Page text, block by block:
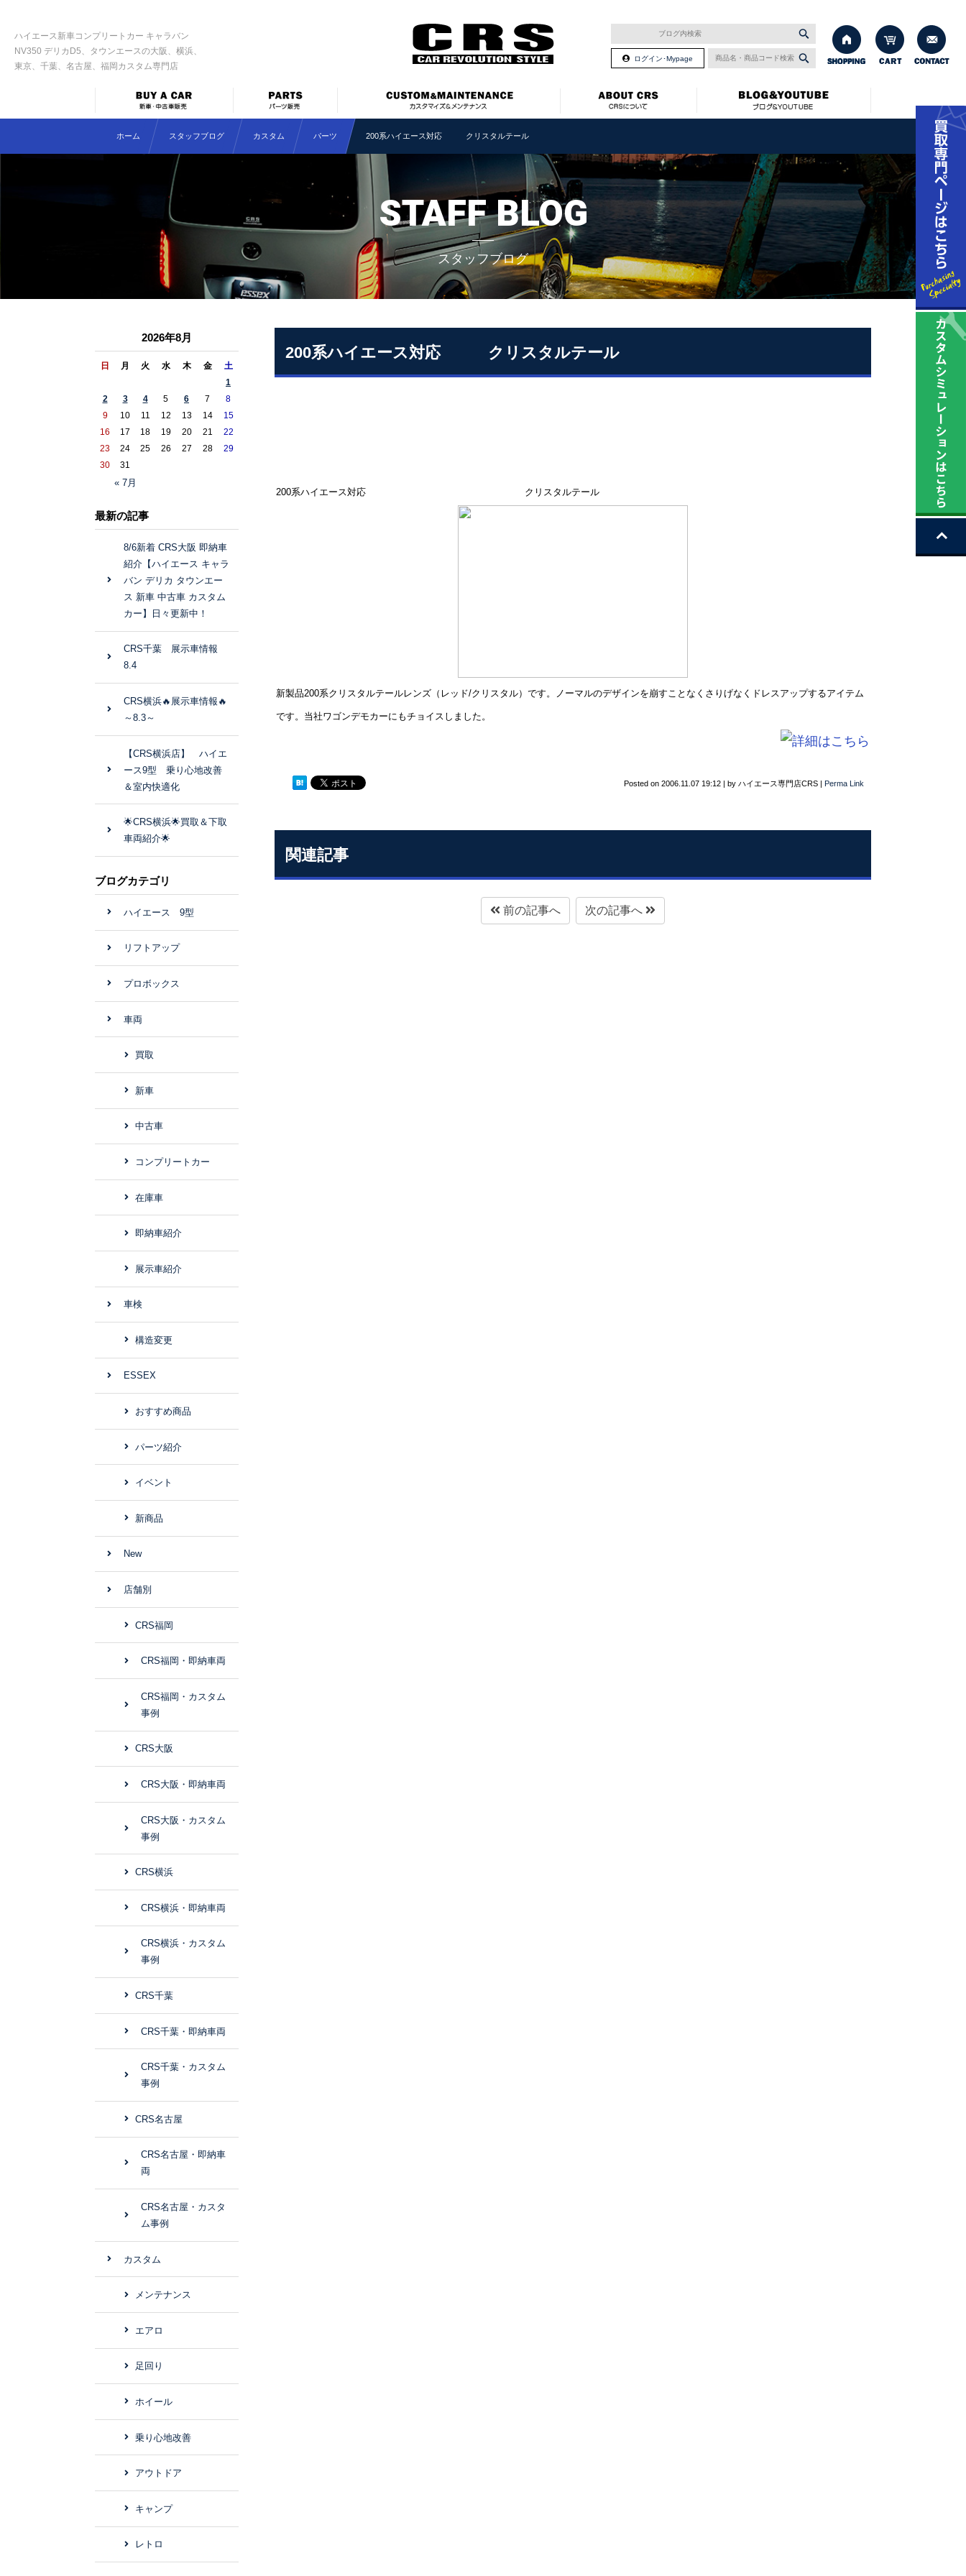
ハイエース新車コンプリートカー キャラバン
NV350 デリカD5、タウンエースの大阪、横浜、
東京、千葉、名古屋、福岡カスタム専門店
ログイン･Mypage
ホーム スタッフブログ カスタム パーツ 200系ハイエース対応 クリスタルテール
STAFF BLOG
スタッフブログ
200系ハイエース対応 クリスタルテール
200系ハイエース対応 クリスタルテール
新製品200系クリスタルテールレンズ（レッド/クリスタル）です。ノーマルのデザインを崩すことなくさりげなくドレスアップするアイテム
です。当社ワゴンデモカーにもチョイスしました。
Posted on 2006.11.07 19:12 | by ハイエース専門店CRS | Perma Link
関連記事
前の記事へ 次の記事へ
2026年8月
日 月 火 水 木 金 土
« 7月
1
2
3 4 5 6 7
8
9
10 11 12 13 14
15
16
17 18 19 20 21
22
23
24 25 26 27 28
29
30
31
最新の記事
8/6新着 CRS大阪 即納車
紹介【ハイエース キャラ
バン デリカ タウンエー
ス 新車 中古車 カスタム
カー】日々更新中！
CRS千葉 展示車情報
8.4
CRS横浜🔥展示車情報🔥
～8.3～
【CRS横浜店】 ハイエ
ース9型 乗り心地改善
＆室内快適化
🌟CRS横浜🌟買取＆下取
車両紹介🌟
ブログカテゴリ
ハイエース 9型
リフトアップ
プロボックス
車両
買取
新車
中古車
コンプリートカー
在庫車
即納車紹介
展示車紹介
車検
構造変更
ESSEX
おすすめ商品
パーツ紹介
イベント
新商品
New
店舗別
CRS福岡
CRS福岡・即納車両
CRS福岡・カスタム
事例
CRS大阪
CRS大阪・即納車両
CRS大阪・カスタム
事例
CRS横浜
CRS横浜・即納車両
CRS横浜・カスタム
事例
CRS千葉
CRS千葉・即納車両
CRS千葉・カスタム
事例
CRS名古屋
CRS名古屋・即納車
両
CRS名古屋・カスタ
ム事例
カスタム
メンテナンス
エアロ
足回り
ホイール
乗り心地改善
アウトドア
キャンプ
レトロ